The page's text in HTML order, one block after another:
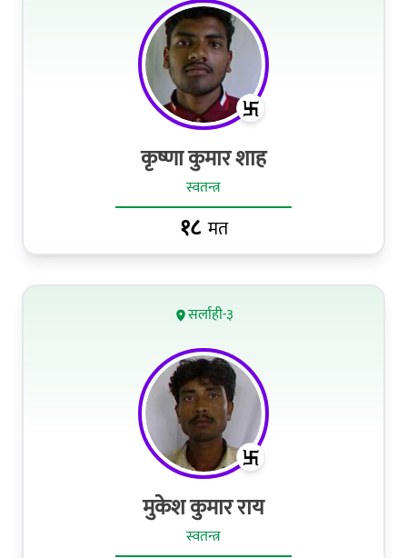
कृष्णा कुमार शाह
स्वतन्त्र
१८मत
सर्लाही-३
मुकेश कुमार राय
स्वतन्त्र